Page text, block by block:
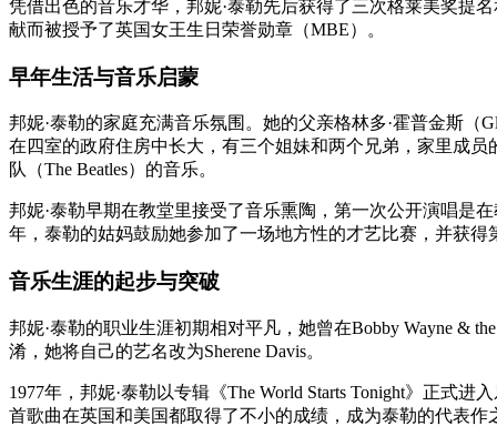
凭借出色的音乐才华，邦妮·泰勒先后获得了三次格莱美奖提
献而被授予了英国女王生日荣誉勋章（MBE）。
早年生活与音乐启蒙
邦妮·泰勒的家庭充满音乐氛围。她的父亲格林多·霍普金斯（
在四室的政府住房中长大，有三个姐妹和两个兄弟，家里成员
队（The Beatles）的音乐。
邦妮·泰勒早期在教堂里接受了音乐熏陶，第一次公开演唱是
年，泰勒的姑妈鼓励她参加了一场地方性的才艺比赛，并获
音乐生涯的起步与突破
邦妮·泰勒的职业生涯初期相对平凡，她曾在Bobby Wayne &
淆，她将自己的艺名改为Sherene Davis。
1977年，邦妮·泰勒以专辑《The World Starts Tonight》正式
首歌曲在英国和美国都取得了不小的成绩，成为泰勒的代表作